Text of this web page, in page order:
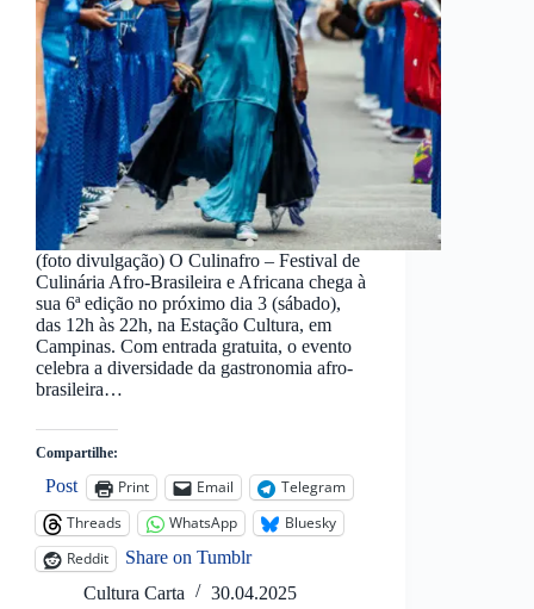
(foto divulgação) O Culinafro – Festival de
Culinária Afro-Brasileira e Africana chega à
sua 6ª edição no próximo dia 3 (sábado),
das 12h às 22h, na Estação Cultura, em
Campinas. Com entrada gratuita, o evento
celebra a diversidade da gastronomia afro-
brasileira…
Compartilhe:
Post Print Email
Telegram
Threads
WhatsApp
Bluesky
Reddit
Share on Tumblr
Cultura Carta
30.04.2025